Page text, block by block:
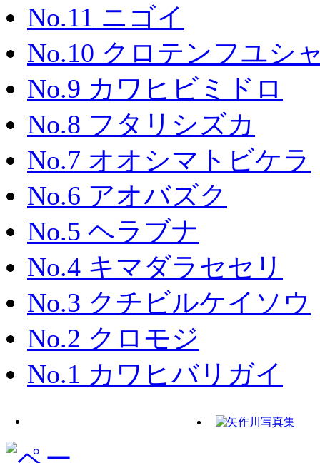
No.11 ニゴイ
No.10 クロテンフユシ
No.9 カワヒビミドロ
No.8 フタリシズカ
No.7 オオシマトビケラ
No.6 アオバズク
No.5 ヘラブナ
No.4 キマダラセセリ
No.3 クチビルケイソウ
No.2 クロモジ
No.1 カワヒバリガイ